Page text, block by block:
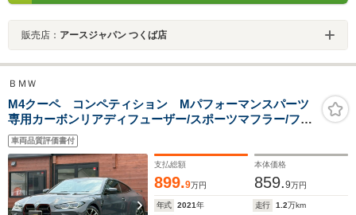
販売店： アースジャパン つくば店
ＢＭＷ
M4クーペ コンペティション Mパフォーマンスパーツ
専用カーボンリアディフューザー/スポーツマフラー/フル
カーボンリアウィング OPカーボンファイバーインパ
ネ Mスポーツシート FバンパーCSLカーボンパーツ/レ
ーザーテールランプ
車両品質評価書付
支払総額
899.9万円
本体価格
859.9万円
年式 2021年 走行 1.2万km